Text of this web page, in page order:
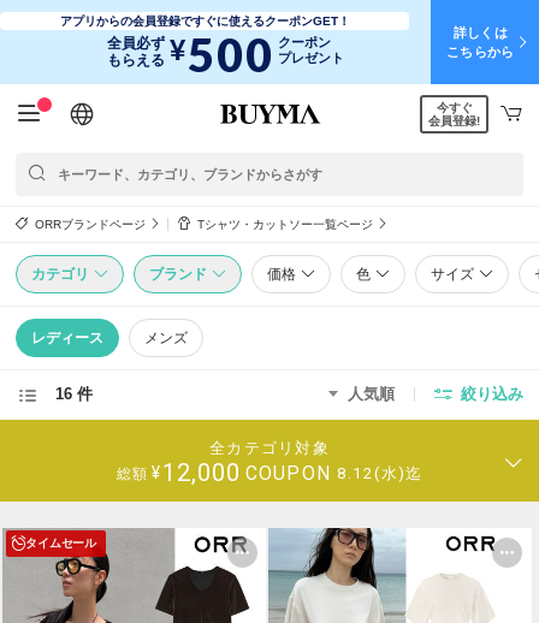
アプリからの会員登録ですぐに使えるクーポンGET！
全員必ず
もらえる ¥500 クーポン
プレゼント
詳しくは
こちらから
日本語
English
简体中文
繁體中文
今すぐ
会員登録!
ORRブランドページ Tシャツ・カットソー一覧ページ
カテゴリ ブランド 価格 色 サイズ
レディース メンズ
16 件 人気順 絞り込み
全カテゴリ対象
総額 ¥12,000 COUPON 8.12(水)迄
タイムセール